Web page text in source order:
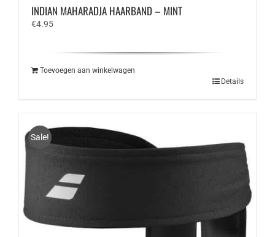
INDIAN MAHARADJA HAARBAND – MINT
€4.95
Toevoegen aan winkelwagen
Details
Sale!